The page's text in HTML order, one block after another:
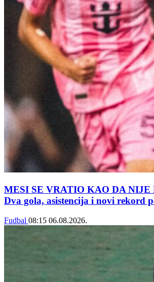
MESI SE VRATIO KAO DA
Dva gola, asistencija i novi rekord
Fudbal 08:15 06.08.2026.